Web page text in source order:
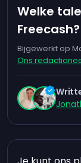
Welke
Freecash?
Bijgewerkt op
Ons